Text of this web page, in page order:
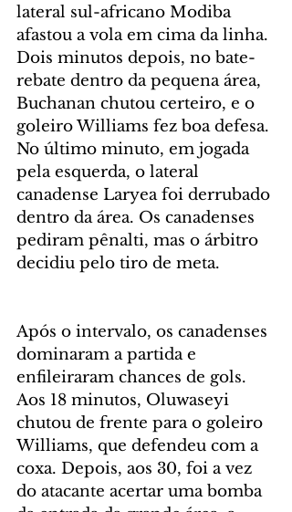
lateral sul-africano Modiba
afastou a vola em cima da linha.
Dois minutos depois, no bate-
rebate dentro da pequena área,
Buchanan chutou certeiro, e o
goleiro Williams fez boa defesa.
No último minuto, em jogada
pela esquerda, o lateral
canadense Laryea foi derrubado
dentro da área. Os canadenses
pediram pênalti, mas o árbitro
decidiu pelo tiro de meta.
Após o intervalo, os canadenses
dominaram a partida e
enfileiraram chances de gols.
Aos 18 minutos, Oluwaseyi
chutou de frente para o goleiro
Williams, que defendeu com a
coxa. Depois, aos 30, foi a vez
do atacante acertar uma bomba